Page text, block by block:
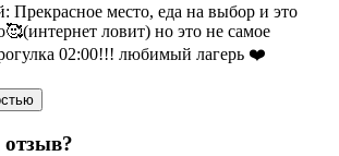
Прекрасное место, еда на выбор и это
(интернет ловит) но это не самое
02:00!!! любимый лагерь ❤️